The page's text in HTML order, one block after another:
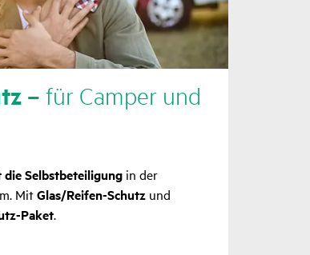
– für Camper und
die Selbstbeteiligung in der
MitGlas/Reifen-Schutz und
Paket.